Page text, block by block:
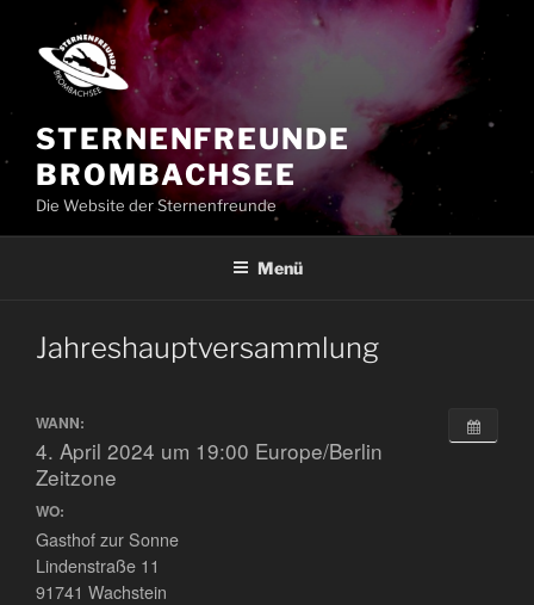
Inhalt
springen
STERNENFREUNDE
BROMBACHSEE
Die Website der Sternenfreunde
Menü
Jahreshauptversammlung
WANN:
4. April 2024 um 19:00 Europe/Berlin
Zeitzone
WO:
Gasthof zur Sonne
Lindenstraße 11
91741 Wachstein